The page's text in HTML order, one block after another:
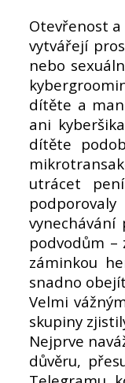
Otevřenost
vytvářejí
nebo
dítěte a
ani
dítěte
utrácet
podvodům
záminkou
snadno
Velmi
skupiny
Nejprve
důvěru,